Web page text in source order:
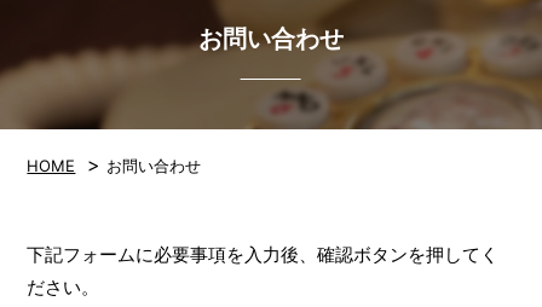
お問い合わせ
HOME > お問い合わせ
下記フォームに必要事項を入力後、確認ボタンを押してく
ださい。